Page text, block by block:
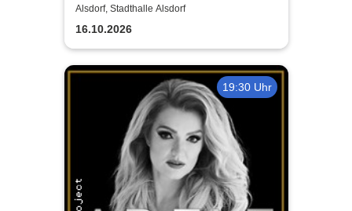
to The King of Pop!
Alsdorf, Stadthalle Alsdorf
16.10.2026
19:30 Uhr